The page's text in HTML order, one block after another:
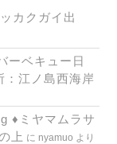
カクガイ出
ベキュー日
江ノ島西海岸
♦ミヤマムラサ
上 に nyamuo より